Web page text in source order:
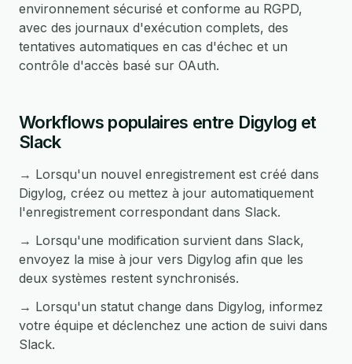
environnement sécurisé et conforme au RGPD,
avec des journaux d'exécution complets, des
tentatives automatiques en cas d'échec et un
contrôle d'accès basé sur OAuth.
Workflows populaires entre Digylog et
Slack
→ Lorsqu'un nouvel enregistrement est créé dans
Digylog, créez ou mettez à jour automatiquement
l'enregistrement correspondant dans Slack.
→ Lorsqu'une modification survient dans Slack,
envoyez la mise à jour vers Digylog afin que les
deux systèmes restent synchronisés.
→ Lorsqu'un statut change dans Digylog, informez
votre équipe et déclenchez une action de suivi dans
Slack.